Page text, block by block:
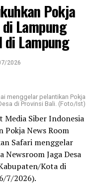
Pokja
Lampung
Lampung
2026
menggelar pelantikan Pokja
di Provinsi Bali. (Foto/Ist)
Media Siber Indonesia
Pokja News Room
Safari menggelar
Newsroom Jaga Desa
Kota di
7/2026).